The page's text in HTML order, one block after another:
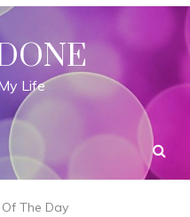
Life
The Day